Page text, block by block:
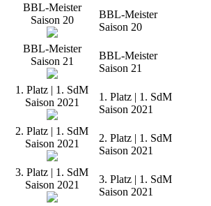
BBL-Meister
Saison 20
BBL-Meister
Saison 20
BBL-Meister
Saison 21
BBL-Meister
Saison 21
1. Platz | 1. SdM
Saison 2021
1. Platz | 1. SdM
Saison 2021
2. Platz | 1. SdM
Saison 2021
2. Platz | 1. SdM
Saison 2021
3. Platz | 1. SdM
Saison 2021
3. Platz | 1. SdM
Saison 2021